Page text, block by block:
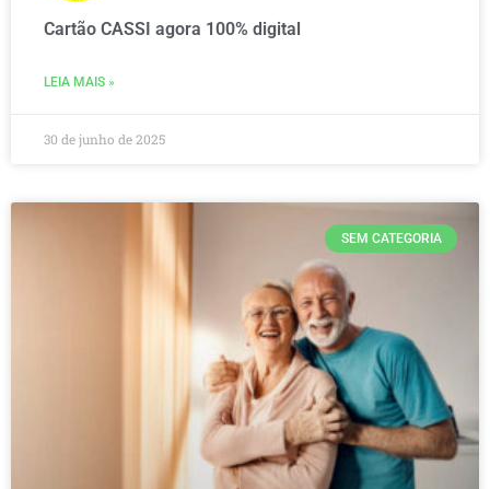
Cartão CASSI agora 100% digital
LEIA MAIS »
30 de junho de 2025
SEM CATEGORIA